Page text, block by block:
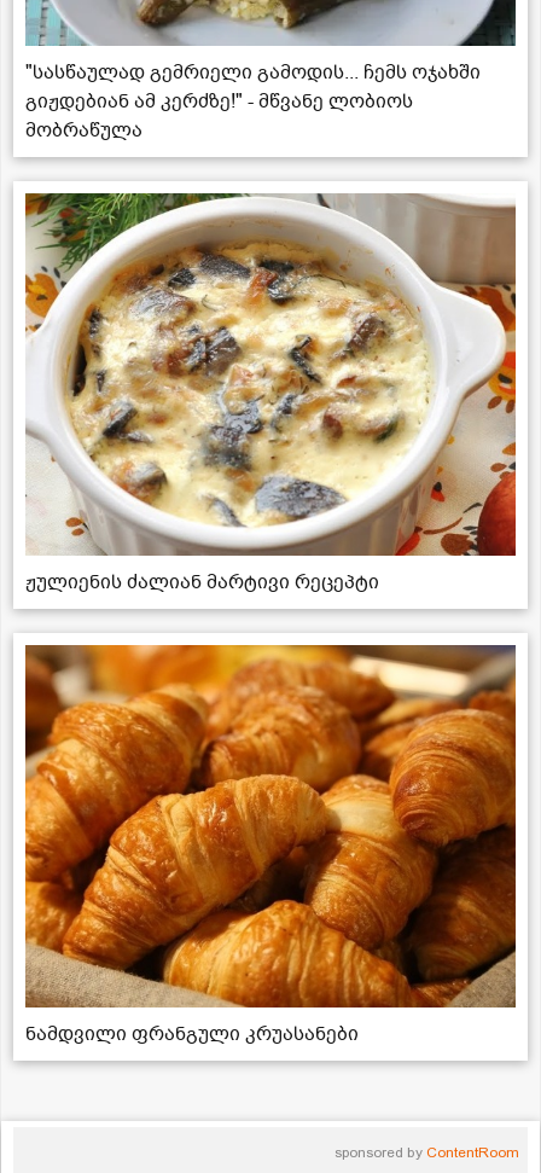
"სასწაულად გემრიელი გამოდის... ჩემს ოჯახში
გიჟდებიან ამ კერძზე!" - მწვანე ლობიოს
მობრაწულა
ჟულიენის ძალიან მარტივი რეცეპტი
ნამდვილი ფრანგული კრუასანები
sponsored by ContentRoom